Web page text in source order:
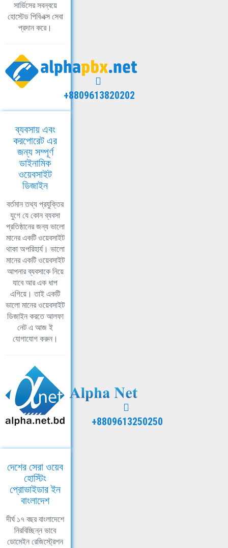
সার্ভিসের সবন্বয়ে
হোস্টেড পিবিএক্স সেবা
প্রদান করে।
+8809613820202
ব্যবসায় এবং
করপোরেট এর
জন্য সম্পূর্ণ
ডাইনামিক
ওয়েবসাইট
ডিজাইন
বর্তমান তথ্য প্রযুক্তির
যুগে যে কোন ব্যবসা
প্রতিষ্ঠানের জন্য ভালো
মানের একটি ওয়েবসাইট
থাকা অপরিহার্য। ভালো
মানের একটি ওয়েবসাইট
আপনার ব্যবসাকে নিয়ে
যাবে আর এক ধাপ
এগিয়ে। তাই একটি
ভালো মানের ওয়েবসাইট
ডিজাইন করতে আলফা
নেট এ আজ ই
যোগাযোগ করুন।
+8809613250250
দেশের সেরা ওয়েব
হোস্টিং
প্রোভাইডার ইন
বাংলাদেশ
দীর্ঘ ১৭ বছর বাংলাদেশে
নিরবিচ্ছিন্ন ভাবে
ডোমেইন রেজিস্ট্রেশন